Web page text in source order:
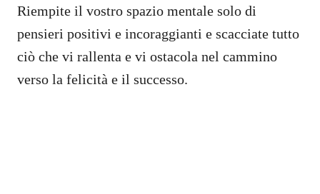
Riempite il vostro spazio mentale solo di
pensieri positivi e incoraggianti e scacciate tutto
ciò che vi rallenta e vi ostacola nel cammino
verso la felicità e il successo.